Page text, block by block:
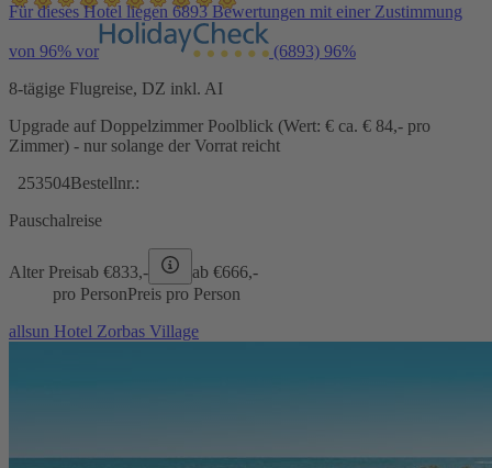
Für dieses Hotel liegen 6893 Bewertungen mit einer Zustimmung
von 96% vor (6893) 96%
8-tägige Flugreise, DZ inkl. AI
Upgrade auf Doppelzimmer Poolblick (Wert: € ca. € 84,- pro
Zimmer) - nur solange der Vorrat reicht
253504Bestellnr.:
Pauschalreise
Alter Preisab €833,- ab €666,-
pro PersonPreis pro Person
allsun Hotel Zorbas Village